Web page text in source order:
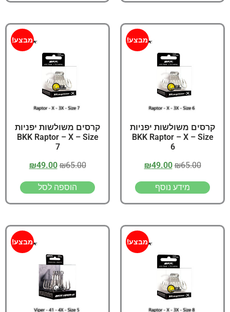
מבצע!
קרסים משולשות יפניות
BKK Raptor – X – Size
6
₪65.00
₪49.00
מידע נוסף
מבצע!
קרסים משולשות יפניות
BKK Raptor – X – Size
7
₪65.00
₪49.00
הוספה לסל
מבצע! מבצע!